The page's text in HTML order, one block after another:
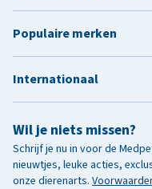
Wil je niets missen?
Schrijf je nu in voor de
nieuwtjes, leuke acties,
onze dierenarts.
Populaire merken
Internationaal